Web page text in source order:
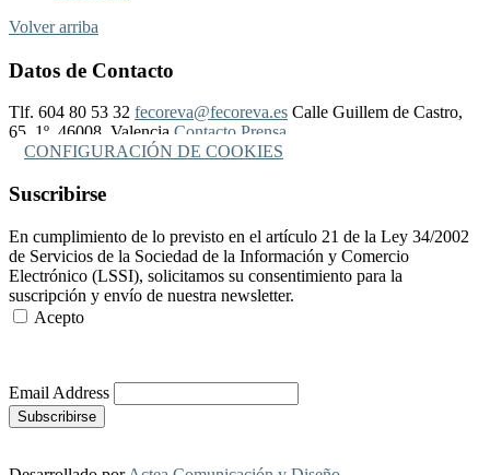
Volver arriba
Datos de Contacto
Tlf. 604 80 53 32 fecoreva@fecoreva.es Calle Guillem de Castro,
65, 1º, 46008, Valencia Contacto Prensa
CONFIGURACIÓN DE COOKIES
Suscribirse
En cumplimiento de lo previsto en el artículo 21 de la Ley 34/2002
de Servicios de la Sociedad de la Información y Comercio
Electrónico (LSSI), solicitamos su consentimiento para la
suscripción y envío de nuestra newsletter.
Acepto
Email Address